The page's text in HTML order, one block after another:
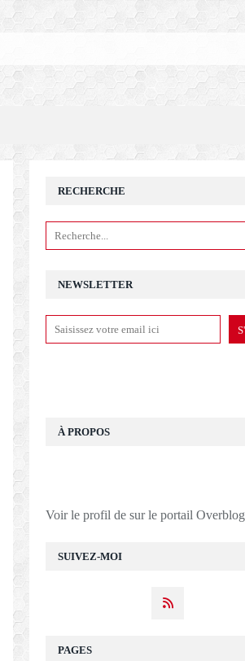
NEWSLETTER
SUIVEZ-MOI
RECHERCHE
À PROPOS
Voir le profil de sur le portail Overblog
PAGES